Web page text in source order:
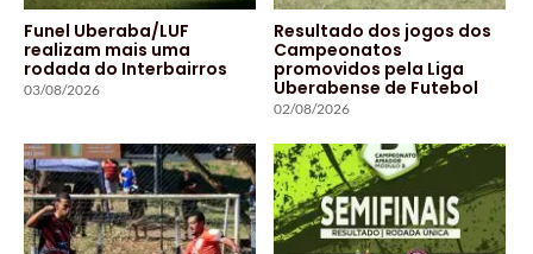
Funel Uberaba/LUF
realizam mais uma
rodada do Interbairros
03/08/2026
Resultado dos jogos dos
Campeonatos
promovidos pela Liga
Uberabense de Futebol
02/08/2026